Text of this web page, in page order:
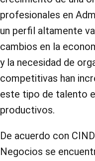
profesionales en
un perfil altamente
cambios en la
y la necesidad de
competitivas han
este tipo de talento
productivos.
De acuerdo con
Negocios se